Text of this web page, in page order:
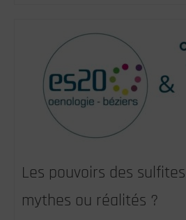
Les pouvoirs des
mythes ou réalités ?